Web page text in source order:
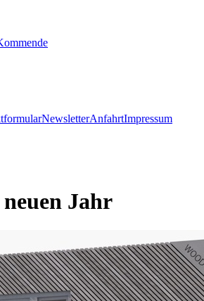
NewsletterAnfahrtImpressum
neuen Jahr